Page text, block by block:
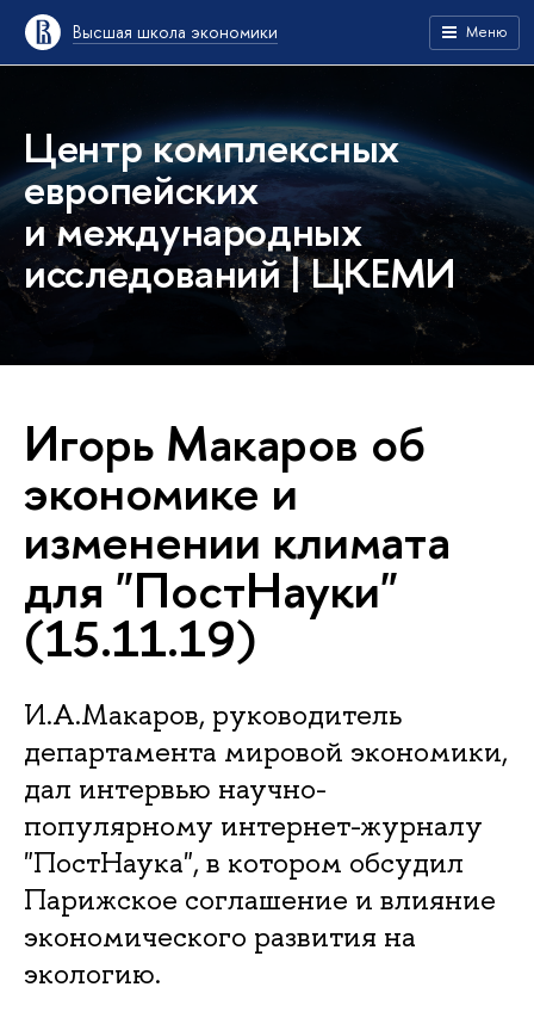
Высшая школа экономики Меню
Центр комплексных
европейских
и международных
исследований | ЦКЕМИ
Игорь Макаров об
экономике и
изменении климата
для "ПостНауки"
(15.11.19)
И.А.Макаров, руководитель
департамента мировой экономики,
дал интервью научно-
популярному интернет-журналу
"ПостНаука", в котором обсудил
Парижское соглашение и влияние
экономического развития на
экологию.